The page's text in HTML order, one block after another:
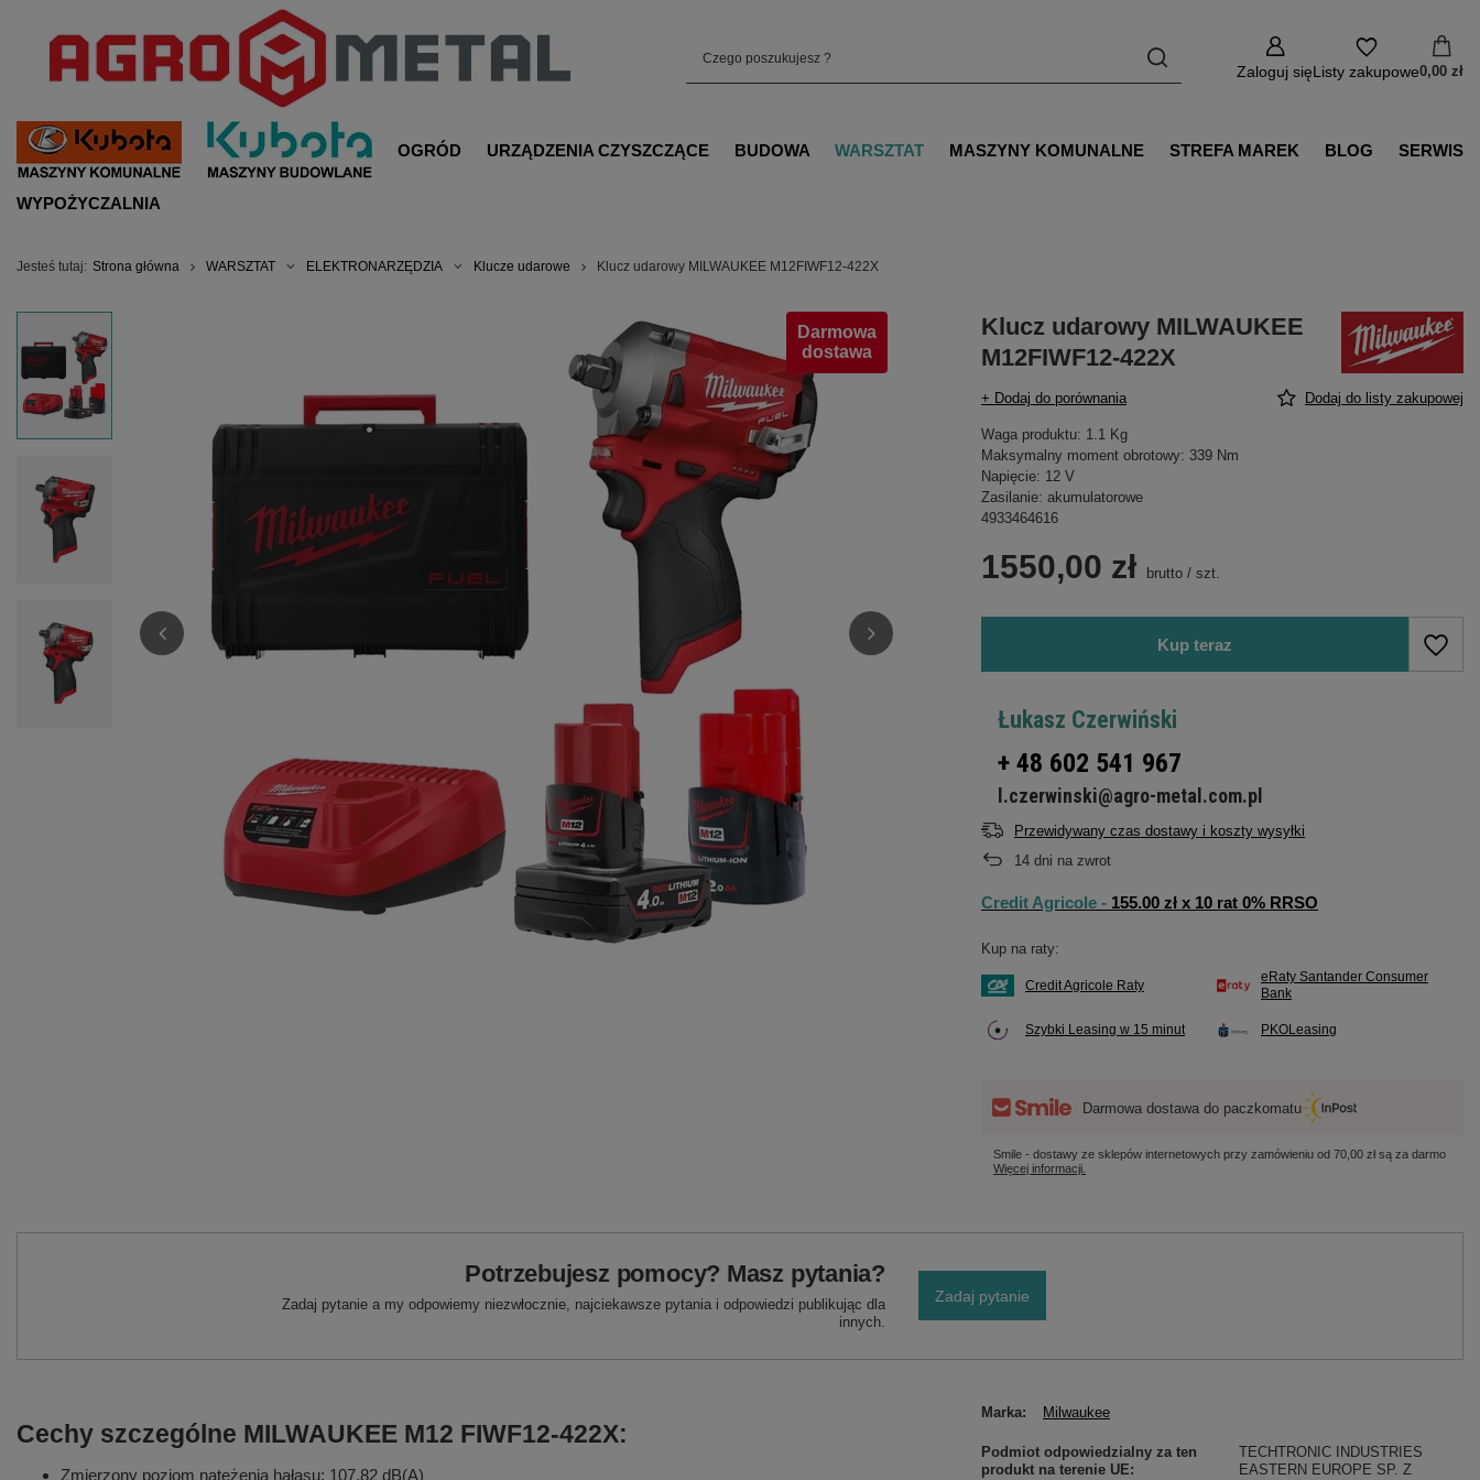
Zaloguj sięListy zakupowe0,00 zł
OGRÓD URZĄDZENIA CZYSZCZĄCE BUDOWA WARSZTAT MASZYNY KOMUNALNE STREFA MAREK BLOG SERWIS
WYPOŻYCZALNIA
Jesteś tutaj: Strona główna WARSZTAT ELEKTRONARZĘDZIA Klucze udarowe Klucz udarowy MILWAUKEE M12FIWF12-422X
Darmowa
dostawa
Klucz udarowy MILWAUKEE
M12FIWF12-422X
+ Dodaj do porównania Dodaj do listy zakupowej
Waga produktu: 1.1 Kg
Maksymalny moment obrotowy: 339 Nm
Napięcie: 12 V
Zasilanie: akumulatorowe
4933464616
1550,00 zł brutto /szt.
Kup teraz
Łukasz Czerwiński
+ 48 602 541 967
l.czerwinski@agro-metal.com.pl
Przewidywany czas dostawy i koszty wysyłki
14 dni na zwrot
Credit Agricole - 155.00 zł x 10 rat 0% RRSO
Kup na raty:
Credit Agricole Raty
eRaty Santander Consumer
Bank
Szybki Leasing w 15 minut PKOLeasing
Darmowa dostawa do paczkomatu
Smile - dostawy ze sklepów internetowych przy zamówieniu od70,00 złsą za darmo
Więcej informacji.
Potrzebujesz pomocy? Masz pytania?
Zadaj pytanie a my odpowiemy niezwłocznie, najciekawsze pytania i odpowiedzi publikując dla
innych.
Zadaj pytanie
Cechy szczególne MILWAUKEE M12 FIWF12-422X:
Zmierzony poziom natężenia hałasu: 107,82 dB(A)
Marka Milwaukee
Podmiot odpowiedzialny za ten
produkt na terenie UE
TECHTRONIC INDUSTRIES
EASTERN EUROPE SP. Z